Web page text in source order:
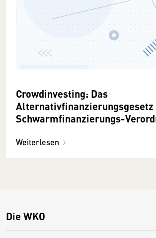
Crowdinvesting: Das
Alternativfinanzierungsgesetz
Schwarmfinanzierungs-
Weiterlesen
Die WKO